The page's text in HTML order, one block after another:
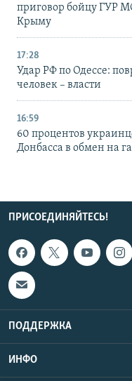
приговор бойцу ГУР
Крыму
17:28
Удар РФ по Одессе:
человек – власти
16:59
60 процентов
Донбасса в обмен на
ПРИСОЕДИНЯЙТЕСЬ!
ПОДДЕРЖКА
ИНФО